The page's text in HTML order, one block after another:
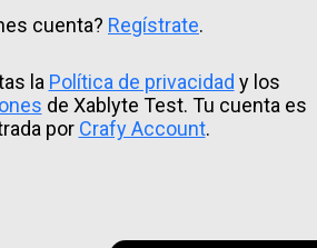
cuenta? Regístrate.
la Política de privacidad y los
de Xablyte Test. Tu cuenta es
por Crafy Account.